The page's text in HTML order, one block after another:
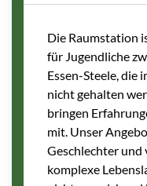
Die Raumstation
für Jugendliche
Essen-Steele, die
nicht gehalten
bringen
mit. Unser
Geschlechter
komplexe